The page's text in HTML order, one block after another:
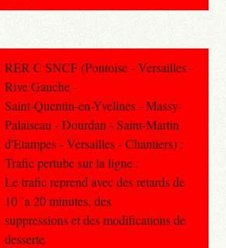
RER C SNCF (Pontoise - Versailles -
Rive Gauche -
Saint-Quentin-en-Yvelines - Massy-
Palaiseau - Dourdan - Saint-Martin
d'Etampes - Versailles - Chantiers) :
Trafic pertube sur la ligne :
Le trafic reprend avec des retards de
10 `a 20 minutes, des
suppressions et des modifications de
desserte